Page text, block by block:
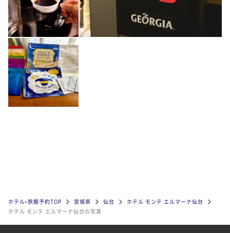
ホテル•旅館予約TOP 宮城県 仙台
ホテル モンテ エルマーナ仙台
ホテル モンテ エルマーナ仙台の写真